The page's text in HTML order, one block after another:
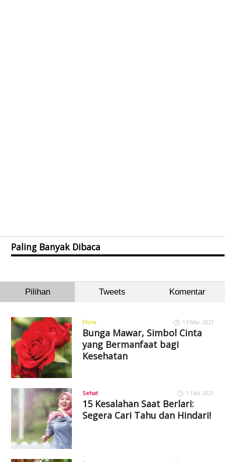
Paling Banyak Dibaca
Pilihan Tweets Komentar
Flora 13 Mar 2021
Bunga Mawar, Simbol Cinta
yang Bermanfaat bagi
Kesehatan
Sehat 1 Feb 2021
15 Kesalahan Saat Berlari:
Segera Cari Tahu dan Hindari!